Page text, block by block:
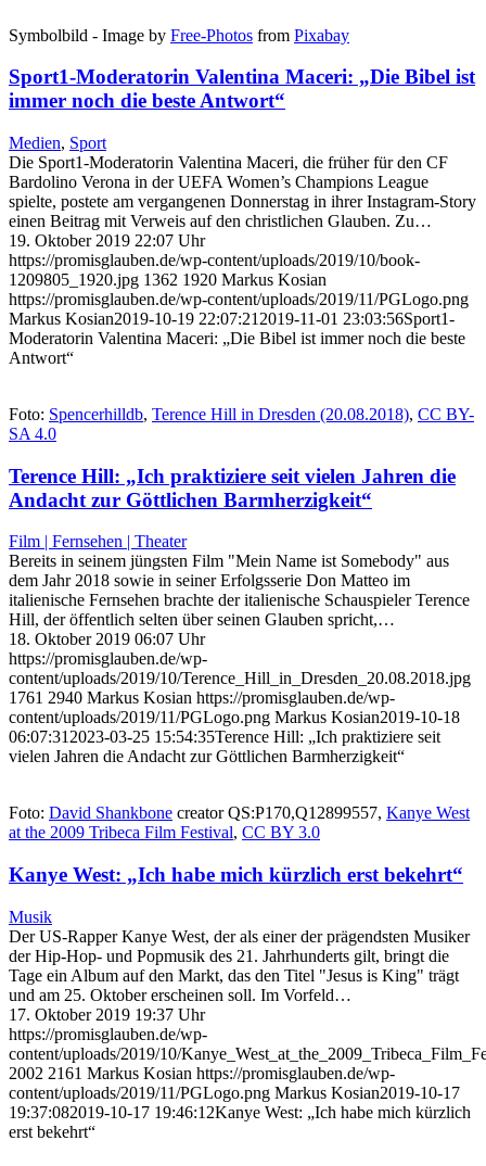
Symbolbild - Image by Free-Photos from Pixabay
Sport1-Moderatorin Valentina Maceri: „Die Bibel ist
immer noch die beste Antwort“
Medien, Sport
Die Sport1-Moderatorin Valentina Maceri, die früher für den CF
Bardolino Verona in der UEFA Women’s Champions League
spielte, postete am vergangenen Donnerstag in ihrer Instagram-Story
einen Beitrag mit Verweis auf den christlichen Glauben. Zu…
19. Oktober 2019 22:07 Uhr
https://promisglauben.de/wp-content/uploads/2019/10/book-
1209805_1920.jpg 1362 1920 Markus Kosian
https://promisglauben.de/wp-content/uploads/2019/11/PGLogo.png
Markus Kosian2019-10-19 22:07:21 2019-11-01 23:03:56Sport1-
Moderatorin Valentina Maceri: „Die Bibel ist immer noch die beste
Antwort“
Foto: Spencerhilldb, Terence Hill in Dresden (20.08.2018), CC BY-
SA 4.0
Terence Hill: „Ich praktiziere seit vielen Jahren die
Andacht zur Göttlichen Barmherzigkeit“
Film | Fernsehen | Theater
Bereits in seinem jüngsten Film "Mein Name ist Somebody" aus
dem Jahr 2018 sowie in seiner Erfolgsserie Don Matteo im
italienische Fernsehen brachte der italienische Schauspieler Terence
Hill, der öffentlich selten über seinen Glauben spricht,…
18. Oktober 2019 06:07 Uhr
https://promisglauben.de/wp-
content/uploads/2019/10/Terence_Hill_in_Dresden_20.08.2018.jpg
1761 2940 Markus Kosian https://promisglauben.de/wp-
content/uploads/2019/11/PGLogo.png Markus Kosian2019-10-18
06:07:312023-03-25 15:54:35Terence Hill: „Ich praktiziere seit
vielen Jahren die Andacht zur Göttlichen Barmherzigkeit“
Foto: David Shankbone creator QS:P170,Q12899557, Kanye West
at the 2009 Tribeca Film Festival, CC BY 3.0
Kanye West: „Ich habe mich kürzlich erst bekehrt“
Musik
Der US-Rapper Kanye West, der als einer der prägendsten Musiker
der Hip-Hop- und Popmusik des 21. Jahrhunderts gilt, bringt die
Tage ein Album auf den Markt, das den Titel "Jesus is King" trägt
und am 25. Oktober erscheinen soll. Im Vorfeld…
17. Oktober 2019 19:37 Uhr
https://promisglauben.de/wp-
content/uploads/2019/10/
2002 2161 Markus Kosian https://promisglauben.de/wp-
content/uploads/2019/11/PGLogo.png Markus Kosian2019-10-17
19:37:082019-10-17 19:46:12Kanye West: „Ich habe mich kürzlich
erst bekehrt“